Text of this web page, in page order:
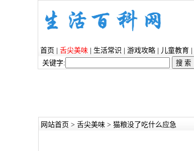
首页 舌尖美味| 生活常识 游戏攻略| 儿童教育|
关键字:
网站首页 > 舌尖美味> 猫粮没了吃什么应急